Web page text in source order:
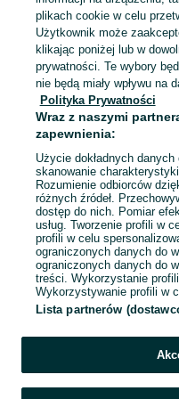
Mapa kategorii
Mapa miejscowości
Mapa ministron
Popularne wyszukiwania
plikach cookie w celu
Użytkownik może
klikając poniżej lub w
prywatności. Te wybory
nie będą miały wpływu na
Polityka Prywatności
Wraz z naszymi
zapewnienia:
Użycie dokładnych
skanowanie
Rozumienie odbiorców
różnych źródeł.
dostęp do nich. Pomiar
usług. Tworzenie profili w
profili w celu
ograniczonych danych do
ograniczonych danych do
treści. Wykorzystanie
Wykorzystywanie profili w
Lista partnerów